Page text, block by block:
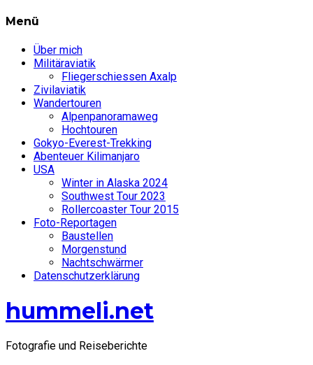
Menü
Über mich
Militäraviatik
Fliegerschiessen Axalp
Zivilaviatik
Wandertouren
Alpenpanoramaweg
Hochtouren
Gokyo-Everest-Trekking
Abenteuer Kilimanjaro
USA
Winter in Alaska 2024
Southwest Tour 2023
Rollercoaster Tour 2015
Foto-Reportagen
Baustellen
Morgenstund
Nachtschwärmer
Datenschutzerklärung
hummeli.net
Fotografie und Reiseberichte